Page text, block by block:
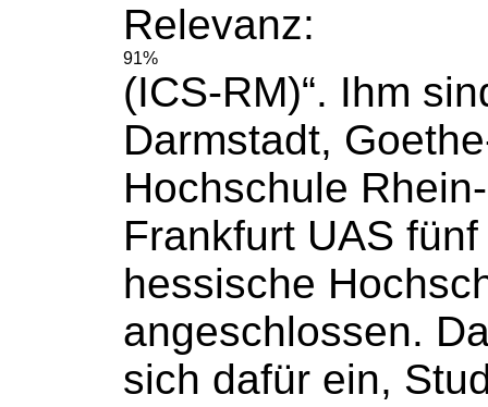
Relevanz:
91%
(ICS-RM)“. Ihm
Darmstadt,
Hochschule
Frankfurt UAS
hessische
angeschlossen.
sich dafür ein,